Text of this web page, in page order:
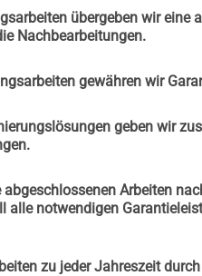
übergeben wir eine
Nachbearbeitungen.
gewähren wir
geben wir
Arbeiten
alle notwendigen
zu jeder Jahreszeit